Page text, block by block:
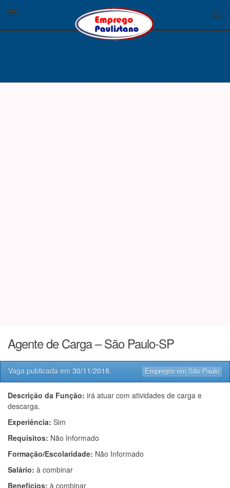
Agente de Carga – São Paulo-SP
Empregos em São Paulo
Vaga publicada em 30/11/2018.
Descrição da Função: irá atuar com atividades de carga e
descarga.
Experiência: Sim
Requisitos: Não Informado
Formação/Escolaridade: Não Informado
Salário: à combinar
Benefícios: à combinar